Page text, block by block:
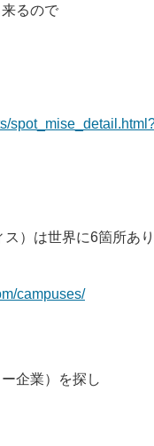
るので
）は世界に6箇所あり
campuses/
企業）を探し